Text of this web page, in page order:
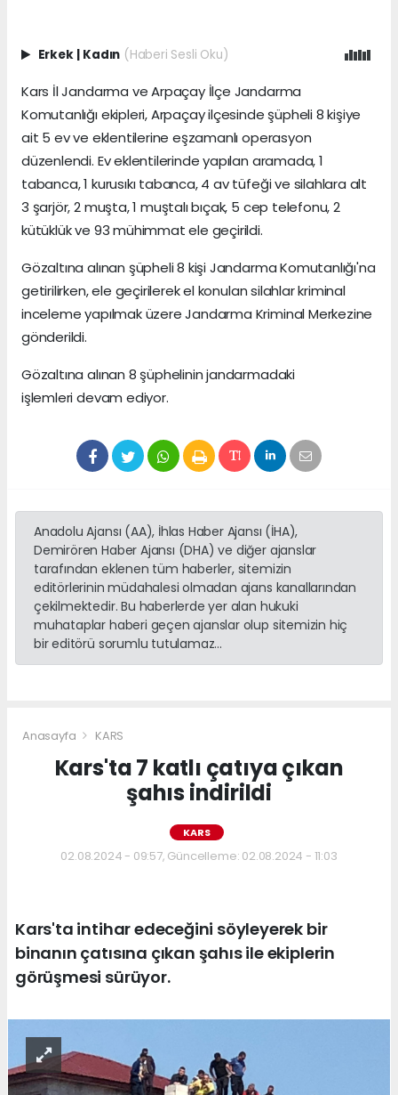
Erkek Kadın (Haberi Sesli Oku)
Kars İl Jandarma ve Arpaçay İlçe Jandarma
Komutanlığı ekipleri, Arpaçay ilçesinde şüpheli 8 kişiye
ait 5 ev ve eklentilerine eşzamanlı operasyon
düzenlendi. Ev eklentilerinde yapılan aramada, 1
tabanca, 1 kurusıkı tabanca, 4 av tüfeği ve silahlara alt
3 şarjör, 2 muşta, 1 muştalı bıçak, 5 cep telefonu, 2
kütüklük ve 93 mühimmat ele geçirildi.
Gözaltına alınan şüpheli 8 kişi Jandarma Komutanlığı'na
getirilirken, ele geçirilerek el konulan silahlar kriminal
inceleme yapılmak üzere Jandarma Kriminal Merkezine
gönderildi.
Gözaltına alınan 8 şüphelinin jandarmadaki
işlemleri devam ediyor.
Anadolu Ajansı (AA), İhlas Haber Ajansı (İHA),
Demirören Haber Ajansı (DHA) ve diğer ajanslar
tarafından eklenen tüm haberler, sitemizin
editörlerinin müdahalesi olmadan ajans kanallarından
çekilmektedir. Bu haberlerde yer alan hukuki
muhataplar haberi geçen ajanslar olup sitemizin hiç
bir editörü sorumlu tutulamaz...
Anasayfa KARS
Kars'ta 7 katlı çatıya çıkan
şahıs indirildi
KARS
02.08.2024 - 09:57, Güncelleme: 02.08.2024 - 11:03
Kars'ta intihar edeceğini söyleyerek bir
binanın çatısına çıkan şahıs ile ekiplerin
görüşmesi sürüyor.